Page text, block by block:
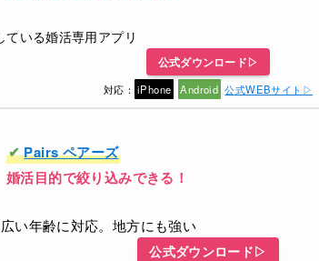
いる婚活専用アプリ
公式ダウンロード▷
対応： iPhone Android 公式WEBサイト▷
✔Pairs ペアーズ
婚活目的で絞り込みできる！
い年齢に対応。地方にも強い
公式ダウンロード▷